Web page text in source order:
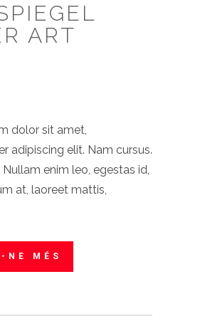
ART
dolor sit amet,
adipiscing elit. Nam cursus.
Nullam enim leo, egestas id,
at, laoreet mattis,
NE MÉS